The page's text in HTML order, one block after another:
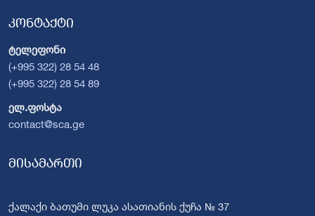
კონტაქტი
ტელეფონი
(+995 322) 28 54 48
(+995 322) 28 54 89
ელ.ფოსტა
contact@sca.ge
მისამართი
ქალაქი ბათუმი ლუკა ასათიანის ქუჩა № 37